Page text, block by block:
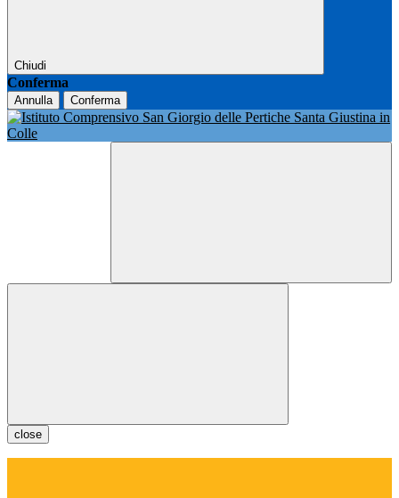
Chiudi
Conferma
Annulla Conferma
close